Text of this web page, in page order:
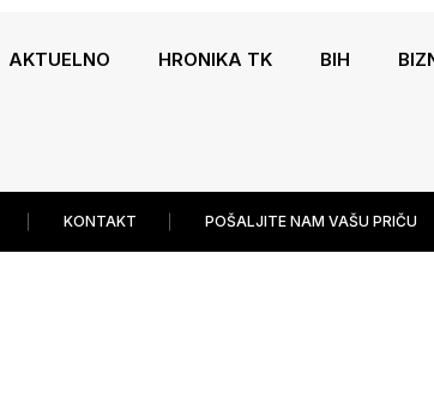
AKTUELNO HRONIKA TK BIH
KONTAKT POŠALJITE NAM VAŠU PRIČU